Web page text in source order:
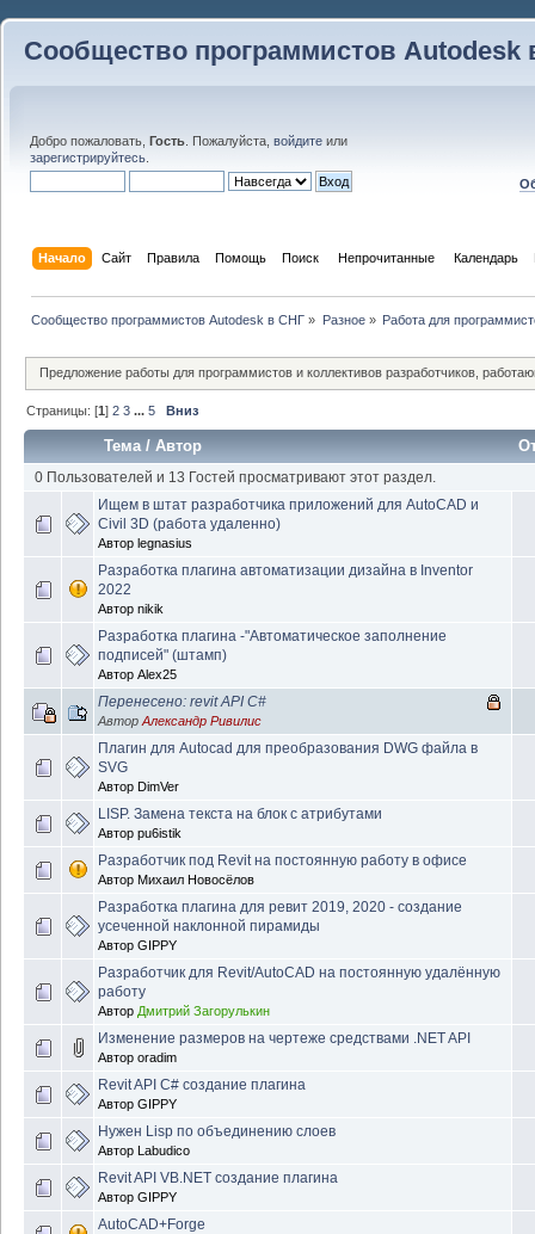
Сообщество программистов Autodesk
Добро пожаловать, Гость . Пожалуйста, войдите или
зарегистрируйтесь
Начало Сайт Правила Помощь Поиск Непрочитанные Календарь
Сообщество программистов Autodesk в СНГ » Разное» Работа для
Предложение работы для программистов и коллективов разработчиков,
Страницы: [1]2 3 ...5 Вниз
Тема /Автор
0 Пользователей и 13 Гостей просматривают этот раздел.
Ищем в штат разработчика приложений для AutoCAD и
Civil 3D (работа удаленно)
Автор legnasius
Разработка плагина автоматизации дизайна в Inventor
2022
Автор nikik
Разработка плагина -"Автоматическое заполнение
подписей" (штамп)
Автор Alex25
Перенесено: revit API C#
Автор Александр Ривилис
Плагин для Autocad для преобразования DWG файла в
SVG
Автор DimVer
LISP. Замена текста на блок с атрибутами
Автор pu6istik
Разработчик под Revit на постоянную работу в офисе
Автор Михаил Новосёлов
Разработка плагина для ревит 2019, 2020 - создание
усеченной наклонной пирамиды
Автор GIPPY
Разработчик для Revit/AutoCAD на постоянную удалённую
работу
Автор Дмитрий Загорулькин
Изменение размеров на чертеже средствами .NET API
Автор oradim
Revit API C# создание плагина
Автор GIPPY
Нужен Lisp по объединению слоев
Автор Labudico
Revit API VB.NET создание плагина
Автор GIPPY
AutoCAD+Forge